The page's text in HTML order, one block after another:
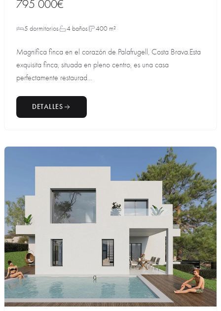
795 000€
5 dormitorios 4 baños 400 m²
Magnífica finca en el corazón de Palafrugell, Costa Brava.Esta
exquisita finca, situada en pleno centro, es una casa
perfectamente restaurad...
DETALLES